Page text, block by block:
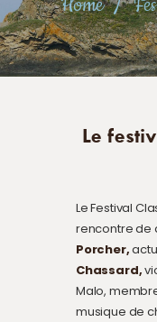
Le
Le Festival
rencontre de
Porcher,
Chassard,
Malo,
musique de